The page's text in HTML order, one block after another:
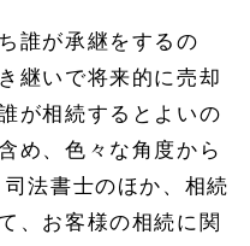
誰が承継をするの
継いで将来的に売却
が相続するとよいの
め、色々な角度から
法書士のほか、相続
、お客様の相続に関